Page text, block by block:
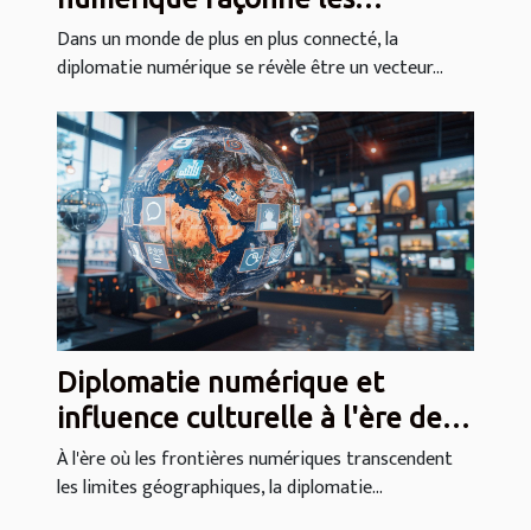
relations internationales au 21e
siècle
Dans un monde de plus en plus connecté, la
diplomatie numérique se révèle être un vecteur...
Diplomatie numérique et
influence culturelle à l'ère des
médias sociaux
À l'ère où les frontières numériques transcendent
les limites géographiques, la diplomatie...